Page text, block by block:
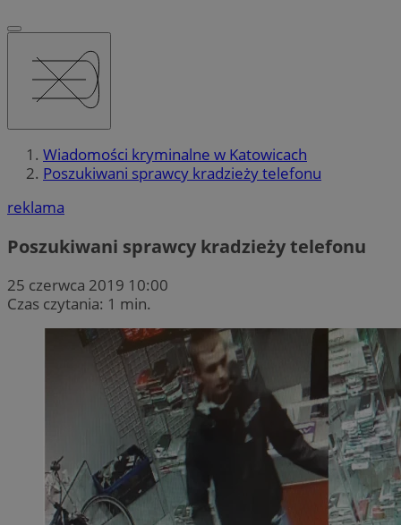
Wiadomości kryminalne w Katowicach
Poszukiwani sprawcy kradzieży telefonu
reklama
Poszukiwani sprawcy kradzieży telefonu
25 czerwca 2019 10:00
Czas czytania: 1 min.